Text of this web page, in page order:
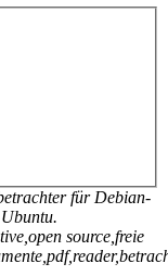
für Debian-
source,freie